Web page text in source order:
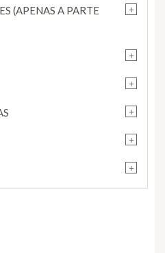
+
(APENAS A PARTE
+
+
+
+
+